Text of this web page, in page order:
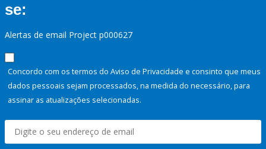
se:
Alertas de email Project p000627
Concordo com os termos do Aviso de Privacidade e consinto que meus
dados pessoais sejam processados, na medida do necessário, para
assinar as atualizações selecionadas.